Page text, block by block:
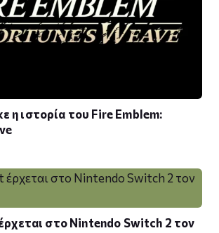
η ιστορία του Fire Emblem:
στο Nintendo Switch 2 τον